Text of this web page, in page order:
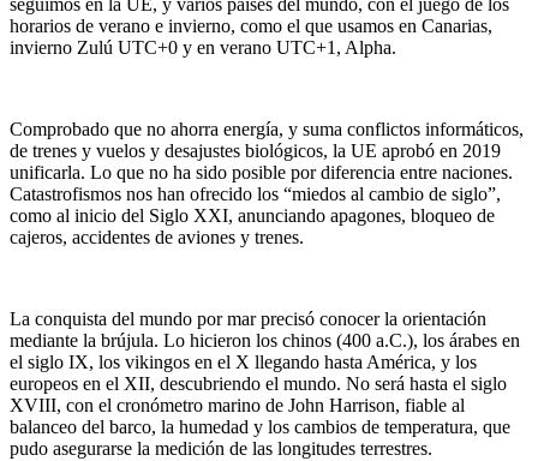
seguimos en la UE, y varios países del mundo, con el juego de los
horarios de verano e invierno, como el que usamos en Canarias,
invierno Zulú UTC+0 y en verano UTC+1, Alpha.
Comprobado que no ahorra energía, y suma conflictos informáticos,
de trenes y vuelos y desajustes biológicos, la UE aprobó en 2019
unificarla. Lo que no ha sido posible por diferencia entre naciones.
Catastrofismos nos han ofrecido los “miedos al cambio de siglo”,
como al inicio del Siglo XXI, anunciando apagones, bloqueo de
cajeros, accidentes de aviones y trenes.
La conquista del mundo por mar precisó conocer la orientación
mediante la brújula. Lo hicieron los chinos (400 a.C.), los árabes en
el siglo IX, los vikingos en el X llegando hasta América, y los
europeos en el XII, descubriendo el mundo. No será hasta el siglo
XVIII, con el cronómetro marino de John Harrison, fiable al
balanceo del barco, la humedad y los cambios de temperatura, que
pudo asegurarse la medición de las longitudes terrestres.